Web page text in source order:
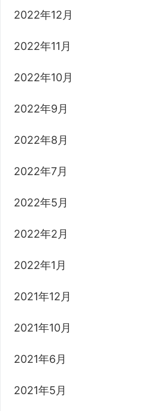
2022年12月
2022年11月
2022年10月
2022年9月
2022年8月
2022年7月
2022年5月
2022年2月
2022年1月
2021年12月
2021年10月
2021年6月
2021年5月